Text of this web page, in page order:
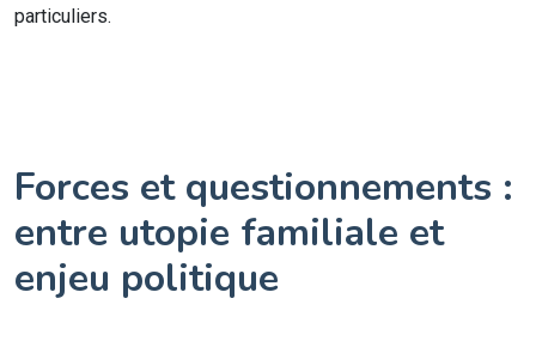
particuliers.
Forces et questionnements :
entre utopie familiale et
enjeu politique